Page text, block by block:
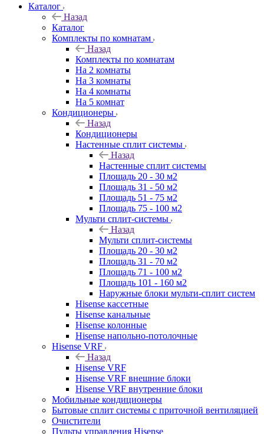
Каталог
Назад
Каталог
Комплекты по комнатам
Назад
Комплекты по комнатам
На 2 комнаты
На 3 комнаты
На 4 комнаты
На 5 комнат
Кондиционеры
Назад
Кондиционеры
Настенные сплит системы
Назад
Настенные сплит системы
Площадь 20 - 30 м2
Площадь 31 - 50 м2
Площадь 51 - 75 м2
Площадь 75 - 100 м2
Мульти сплит-системы
Назад
Мульти сплит-системы
Площадь 20 - 30 м2
Площадь 31 - 70 м2
Площадь 71 - 100 м2
Площадь 101 - 160 м2
Наружные блоки мульти-сплит систем
Hisense кассетные
Hisense канальные
Hisense колонные
Hisense напольно-потолочные
Hisense VRF
Назад
Hisense VRF
Hisense VRF внешние блоки
Hisense VRF внутренние блоки
Мобильные кондиционеры
Бытовые сплит системы с приточной вентиляцией
Очистители
Пульты управления Hisense